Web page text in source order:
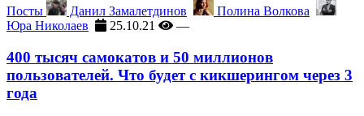
Посты Данил Замалетдинов
Полина Волкова
Юра Николаев
25.10.21 —
400 тысяч самокатов и 50 миллионов
пользователей. Что будет с кикшерингом через 3
года